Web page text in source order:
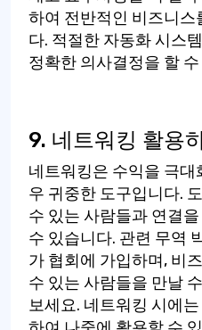
하여 전반적인 비즈니스
다. 적절한 자동화 시스
정확한 의사결정을 할
9. 네트워킹 활용
네트워킹은 수익을 극
우 귀중한 도구입니다.
수 있는 사람들과 연결
수 있습니다. 관련 무역
가 협회에 가입하며, 비
수 있는 사람들을 만날
보세요. 네트워킹 시에